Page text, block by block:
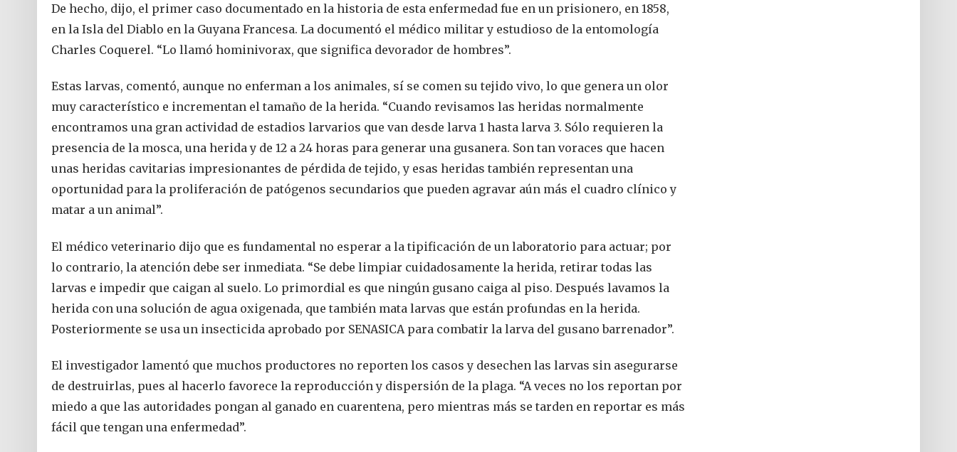
De hecho, dijo, el primer caso documentado en la historia de esta enfermedad fue en un prisionero, en 1858,
en la Isla del Diablo en la Guyana Francesa. La documentó el médico militar y estudioso de la entomología
Charles Coquerel. “Lo llamó hominivorax, que significa devorador de hombres”.
Estas larvas, comentó, aunque no enferman a los animales, sí se comen su tejido vivo, lo que genera un olor
muy característico e incrementan el tamaño de la herida. “Cuando revisamos las heridas normalmente
encontramos una gran actividad de estadios larvarios que van desde larva 1 hasta larva 3. Sólo requieren la
presencia de la mosca, una herida y de 12 a 24 horas para generar una gusanera. Son tan voraces que hacen
unas heridas cavitarias impresionantes de pérdida de tejido, y esas heridas también representan una
oportunidad para la proliferación de patógenos secundarios que pueden agravar aún más el cuadro clínico y
matar a un animal”.
El médico veterinario dijo que es fundamental no esperar a la tipificación de un laboratorio para actuar; por
lo contrario, la atención debe ser inmediata. “Se debe limpiar cuidadosamente la herida, retirar todas las
larvas e impedir que caigan al suelo. Lo primordial es que ningún gusano caiga al piso. Después lavamos la
herida con una solución de agua oxigenada, que también mata larvas que están profundas en la herida.
Posteriormente se usa un insecticida aprobado por SENASICA para combatir la larva del gusano barrenador”.
El investigador lamentó que muchos productores no reporten los casos y desechen las larvas sin asegurarse
de destruirlas, pues al hacerlo favorece la reproducción y dispersión de la plaga. “A veces no los reportan por
miedo a que las autoridades pongan al ganado en cuarentena, pero mientras más se tarden en reportar es más
fácil que tengan una enfermedad”.